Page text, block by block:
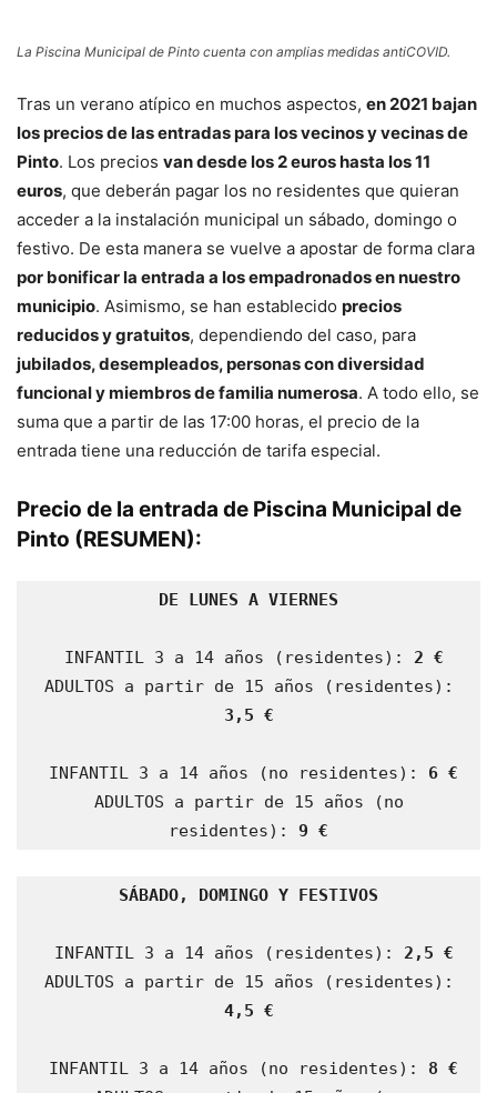
La Piscina Municipal de Pinto cuenta con amplias medidas antiCOVID.
Tras un verano atípico en muchos aspectos, en 2021 bajan
los precios de las entradas para los vecinos y vecinas de
Pinto. Los precios van desde los 2 euros hasta los 11
euros, que deberán pagar los no residentes que quieran
acceder a la instalación municipal un sábado, domingo o
festivo. De esta manera se vuelve a apostar de forma clara
por bonificar la entrada a los empadronados en nuestro
municipio. Asimismo, se han establecido precios
reducidos y gratuitos, dependiendo del caso, para
jubilados, desempleados, personas con diversidad
funcional y miembros de familia numerosa. A todo ello, se
suma que a partir de las 17:00 horas, el precio de la
entrada tiene una reducción de tarifa especial.
Precio de la entrada de Piscina Municipal de
Pinto (RESUMEN):
DE LUNES A VIERNES
INFANTIL 3 a 14 años (residentes): 2 €
3,5 €
INFANTIL 3 a 14 años (no residentes): 6 €
residentes): 9 €
SÁBADO, DOMINGO Y FESTIVOS
INFANTIL 3 a 14 años (residentes): 2,5 €
4,5 €
INFANTIL 3 a 14 años (no residentes): 8 €